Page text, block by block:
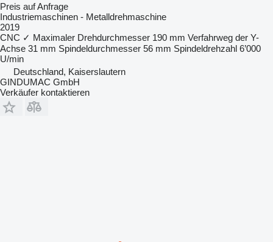
Preis auf Anfrage
Industriemaschinen - Metalldrehmaschine
2019
CNC ✓ Maximaler Drehdurchmesser 190 mm Verfahrweg der Y-
Achse 31 mm Spindeldurchmesser 56 mm Spindeldrehzahl 6’000
U/min
Deutschland, Kaiserslautern
GINDUMAC GmbH
Verkäufer kontaktieren